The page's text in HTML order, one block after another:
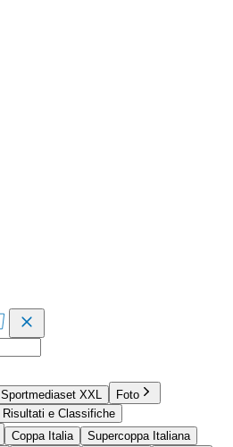
Sportmediaset XXL
Foto
Risultati e Classifiche
Coppa Italia
Supercoppa Italiana